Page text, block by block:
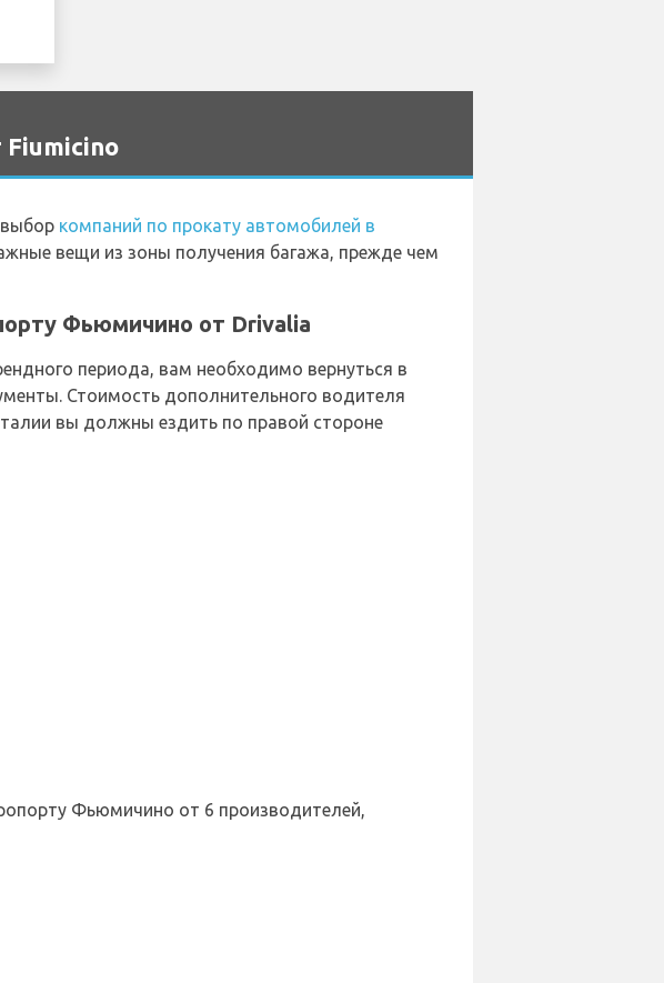
компаний по прокату автомобилей в
вещи из зоны получения багажа, прежде чем
Фьюмичино от Drivalia
периода, вам необходимо вернуться в
Стоимость дополнительного водителя
вы должны ездить по правой стороне
Фьюмичино от 6 производителей,